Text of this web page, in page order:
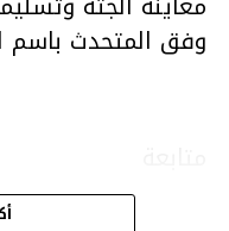
وفق المتحدث باسم